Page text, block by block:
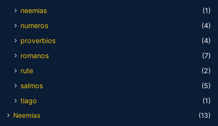
neemias
(1)
numeros
(4)
proverbios
(4)
romanos
(7)
rute
(2)
salmos
(5)
tiago
(1)
Neemias
(13)